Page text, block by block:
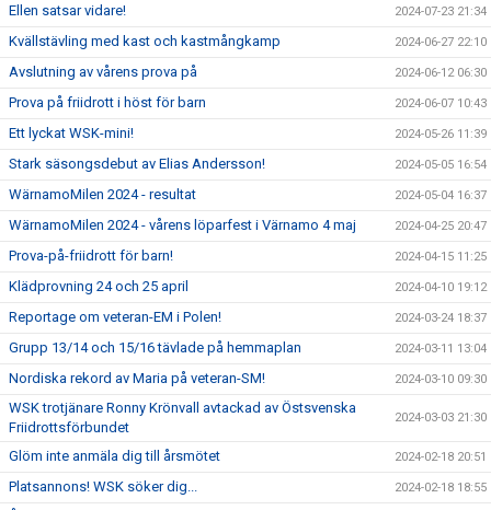
Ellen satsar vidare! 2024-07-23 21:34
Kvällstävling med kast och kastmångkamp 2024-06-27 22:10
Avslutning av vårens prova på 2024-06-12 06:30
Prova på friidrott i höst för barn 2024-06-07 10:43
Ett lyckat WSK-mini! 2024-05-26 11:39
Stark säsongsdebut av Elias Andersson! 2024-05-05 16:54
WärnamoMilen 2024 - resultat 2024-05-04 16:37
WärnamoMilen 2024 - vårens löparfest i Värnamo 4 maj 2024-04-25 20:47
Prova-på-friidrott för barn! 2024-04-15 11:25
Klädprovning 24 och 25 april 2024-04-10 19:12
Reportage om veteran-EM i Polen! 2024-03-24 18:37
Grupp 13/14 och 15/16 tävlade på hemmaplan 2024-03-11 13:04
Nordiska rekord av Maria på veteran-SM! 2024-03-10 09:30
WSK trotjänare Ronny Krönvall avtackad av Östsvenska
Friidrottsförbundet
2024-03-03 21:30
Glöm inte anmäla dig till årsmötet 2024-02-18 20:51
Platsannons! WSK söker dig... 2024-02-18 18:55